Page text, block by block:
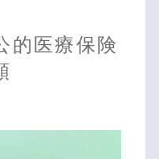
的医療保険